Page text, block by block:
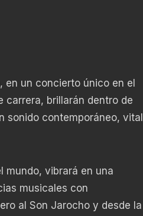
en un concierto único en el
carrera, brillarán dentro de
sonido contemporáneo, vital
mundo, vibrará en una
musicales con
al Son Jarocho y desde la